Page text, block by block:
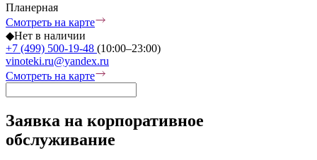
Планерная
Смотреть на карте
◆Нет в наличии
+7 (499) 500-19-48 (10:00–23:00)
vinoteki.ru@yandex.ru
Смотреть на карте
Заявка на корпоративное
обслуживание